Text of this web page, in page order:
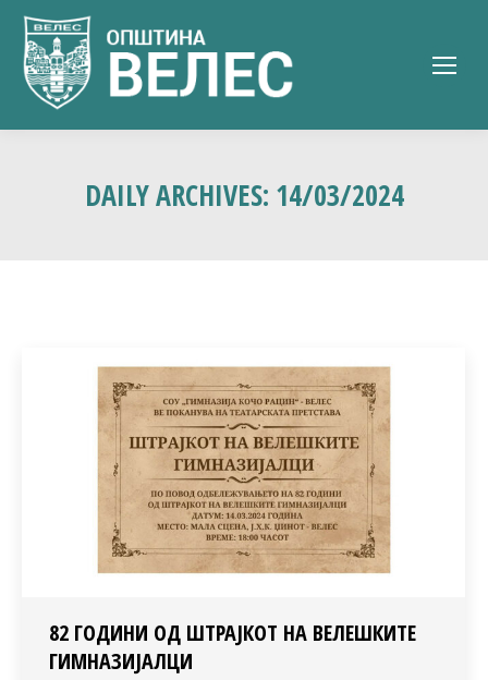
DAILY ARCHIVES: 14/03/2024
82 ГОДИНИ ОД ШТРАЈКОТ НА ВЕЛЕШКИТЕ
ГИМНАЗИЈАЛЦИ